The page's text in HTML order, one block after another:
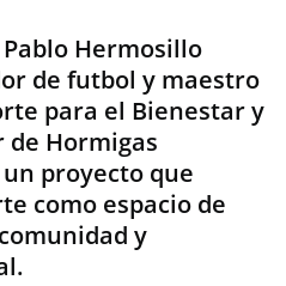
Hermosillo
de futbol y maestro
para el Bienestar y
Hormigas
proyecto que
como espacio de
y